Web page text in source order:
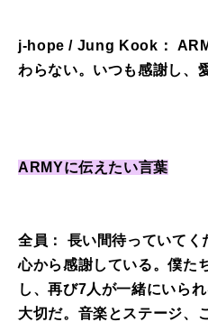
j-hope / Jung Kook：
わらない。いつも感謝し、
ARMYに伝えたい言葉
全員： 長い間待っていて
心から感謝している。僕た
し、再び7人が一緒にいら
大切だ。音楽とステージ、